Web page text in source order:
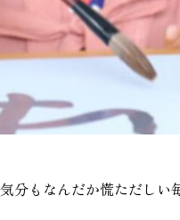
分もなんだか慌ただしい